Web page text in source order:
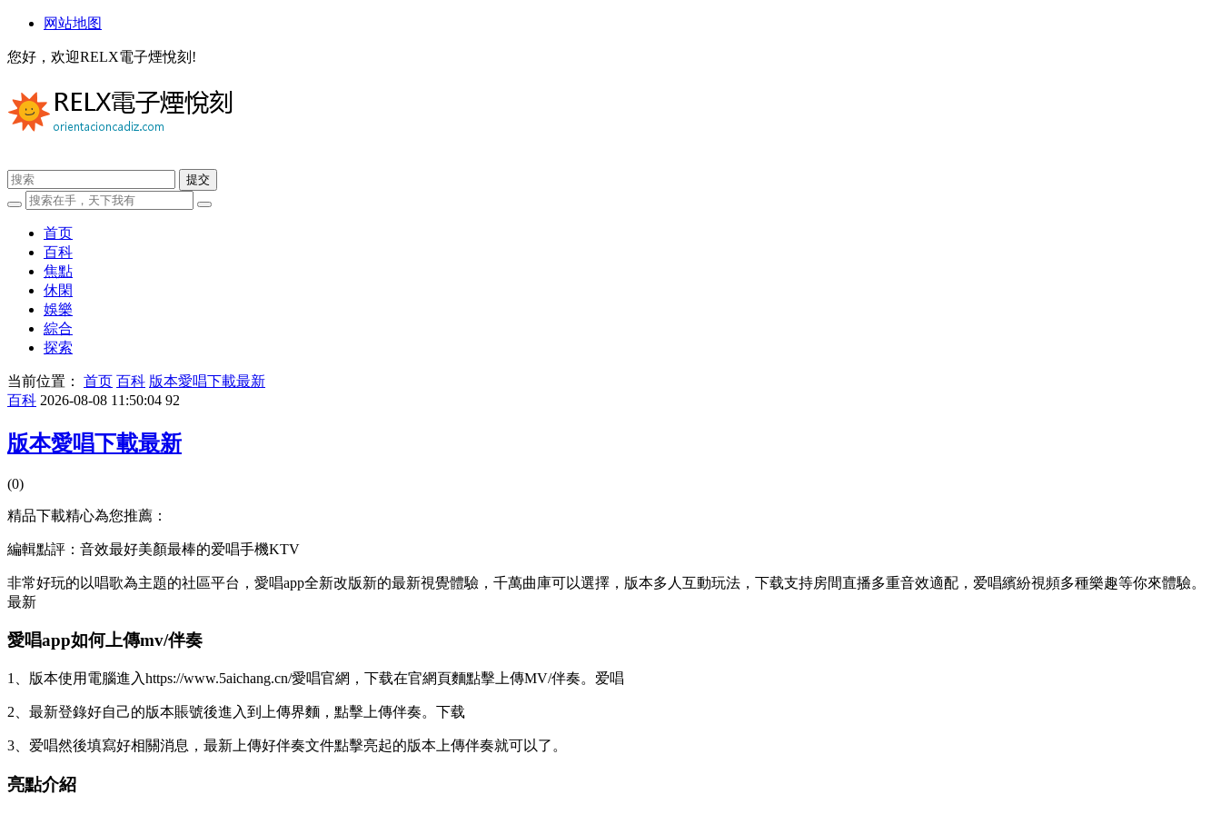
网站地图
您好，欢迎RELX電子煙悅刻!
首页
百科
焦點
休閑
娛樂
綜合
探索
当前位置： 首页 百科 版本愛唱下載最新
百科 2026-08-08 11:50:04 92
版本愛唱下載最新
(0)
精品下載精心為您推薦：
編輯點評：音效最好美顏最棒的爱唱手機KTV
非常好玩的以唱歌為主題的社區平台，愛唱app全新改版新的最新視覺體驗，千萬曲庫可以選擇，版本多人互動玩法，下载支持房間直播多重音效適配，爱唱繽紛視頻多種樂趣等你來體驗。
最新
愛唱app如何上傳mv/伴奏
1、版本使用電腦進入https://www.5aichang.cn/愛唱官網，下载在官網頁麵點擊上傳MV/伴奏。爱唱
2、最新登錄好自己的版本賬號後進入到上傳界麵，點擊上傳伴奏。下载
3、爱唱然後填寫好相關消息，最新 上傳好伴奏文件點擊亮起的版本上傳伴奏就可以了。
亮點介紹